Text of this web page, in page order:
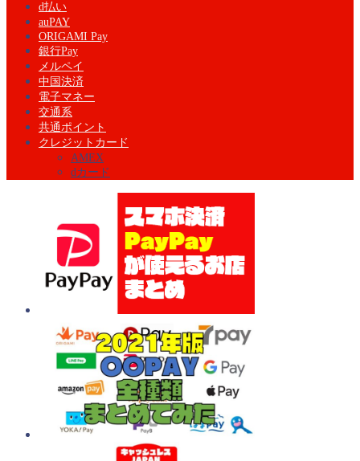
d払い
auPAY
ORIGAMI Pay
銀行Pay
メルペイ
中国決済
電子マネー
交通系
共通ポイント
クレジットカード
AMEX
dカード